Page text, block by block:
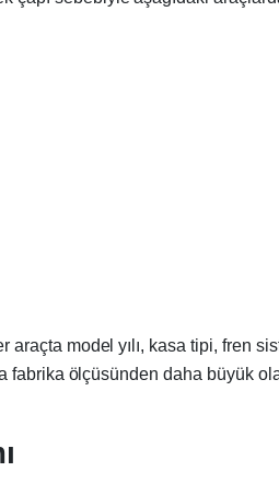
model yılı, kasa tipi, fren
ölçüsünden daha büyük